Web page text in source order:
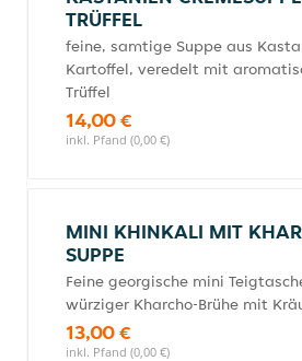
TRÜFFEL
feine, samtige Suppe aus
Kartoffel, veredelt mit
Trüffel
14,00 €
inkl. Pfand (0,00 €)
MINI KHINKALI MIT
SUPPE
Feine georgische mini
würziger Kharcho-Brühe mit
13,00 €
inkl. Pfand (0,00 €)